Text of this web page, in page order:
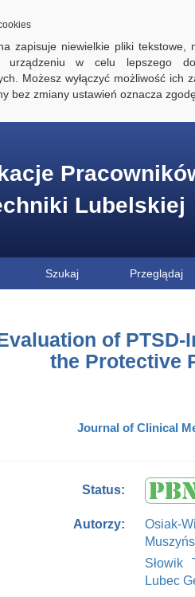
zapisuje niewielkie pliki tekstowe,
urządzeniu w celu lepszego
Możesz wyłączyć możliwość ich
bez zmiany ustawień oznacza
Lubelskiej
Szukaj Przeglądaj
of
the Protective
Journal of Clinical
Status:
Autorzy:
Osiak-
Słowik
Lubec